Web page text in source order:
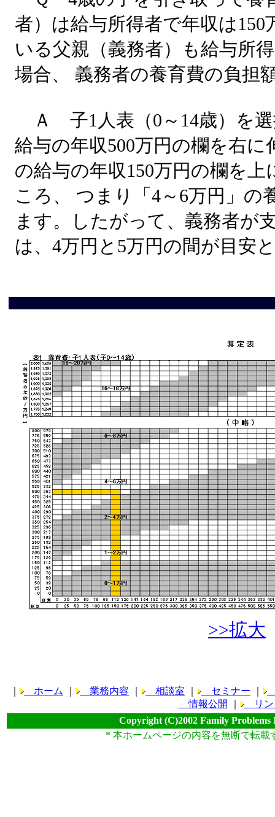
者）は給与所得者で年収は150
いる父親（義務者）も給与所
場合、 義務者の養育費の負担
Ａ 子1人表（0～14歳）を選
給与の年収500万円の欄を右
の給与の年収150万円の欄を
ころ、 つまり「4～6万円」の
ます。したがって、義務者が
は、4万円と5万円の間が目安
>>拡大
ホーム 業務内容 相談室 セミナー
情報公開
リン
Copyright (C)2002 Family
* 本ホームページの内容を無断で転載